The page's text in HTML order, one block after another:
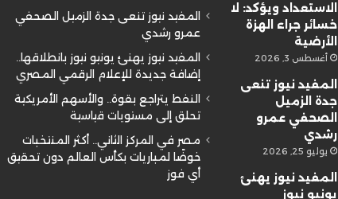
الاستعداد ويؤكد: لا
خسائر جراء الهزة
الأرضية
أغسطس 3, 2026
المفيد نيوز تنعى
جدة الزميل
الصحفي عمرو
رشدي
يوليو 25, 2026
المفيد نيوز يهنئ
يونيو نيوز
المفيد نيوز تنعى جدة الزميل الصحفي
عمرو رشدي
المفيد نيوز يهنئ يونيو نيوز بانطلاقها..
إضافة جديدة للإعلام الرقمي المصري
النفط يتراجع بقوة.. والأسهم الأمريكية
تحلق إلى مستويات قياسية
مصر في المركز الثاني.. أكثر المنتخبات
خوضًا لمباريات بكأس العالم دون تحقيق
أي فوز